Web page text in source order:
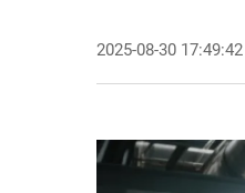
2025-08-30 17:49:42